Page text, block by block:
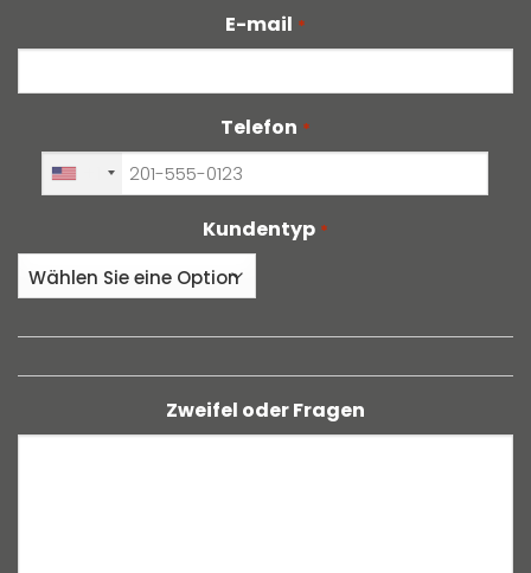
E-mail *
Telefon *
Kundentyp *
Zweifel oder Fragen